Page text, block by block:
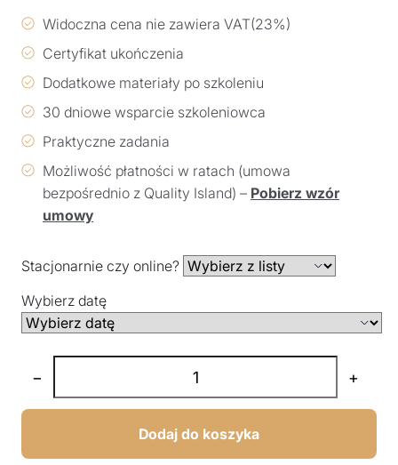
cena
3399,00 PLN.
cena
2499,00 PLN.
Widoczna cena nie zawiera VAT(23%)
Certyfikat ukończenia
Dodatkowe materiały po szkoleniu
30 dniowe wsparcie szkoleniowca
Praktyczne zadania
Możliwość płatności w ratach (umowa
bezpośrednio z Quality Island) – Pobierz wzór
umowy
Stacjonarnie czy online?
Wybierz datę
− +
Dodaj do koszyka